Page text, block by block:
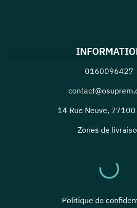
0160096427
14 Rue Neuve, 77100
Zones de
Politique de